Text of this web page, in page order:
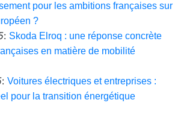
pour les ambitions françaises sur
?
: Skoda Elroq : une réponse concrète
en matière de mobilité
: Voitures électriques et entreprises :
pour la transition énergétique